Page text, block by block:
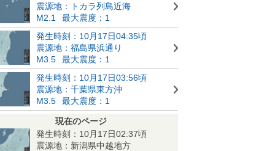
震源地：トカラ列島近海
M2.1
最大震度：1
発生時刻：10月17日04:35頃
震源地：福島県浜通り
M3.5
最大震度：1
発生時刻：10月17日03:56頃
震源地：千葉県東方沖
M3.5
最大震度：1
現在のページ
発生時刻：10月17日02:37頃
震源地：新潟県中越地方